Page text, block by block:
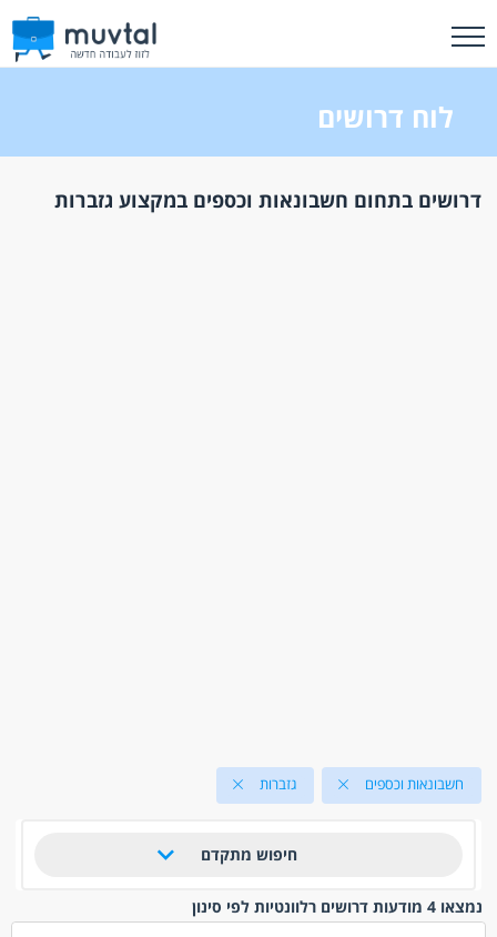
לוח דרושים
דרושים בתחום חשבונאות וכספים במקצוע גזברות
חשבונאות וכספים גזברות
חיפוש מתקדם
נמצאו 4 מודעות דרושים רלוונטיות לפי סינון